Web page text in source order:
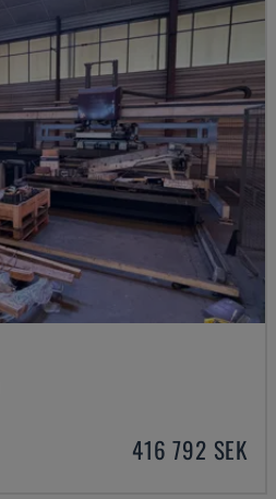
416 792 SEK